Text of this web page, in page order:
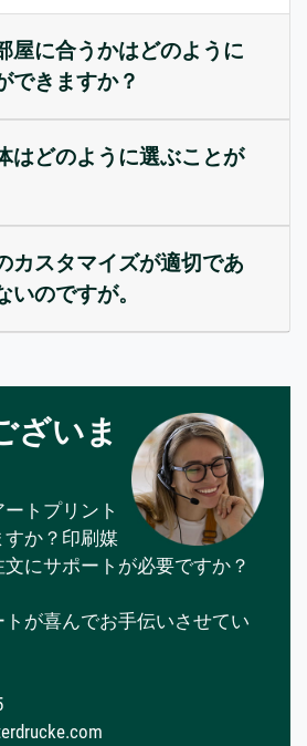
屋に合うかはどのように
できますか？
はどのように選ぶことが
カスタマイズが適切であ
いのですが。
ざいま
トプリント
か？印刷媒
にサポートが必要ですか？
が喜んでお手伝いさせてい